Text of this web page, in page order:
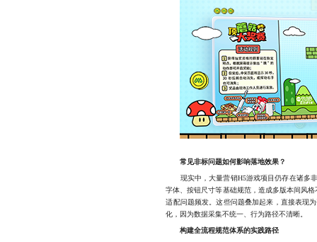
常见非标问题如何影响落地效果？
现实中，大量营销H5游戏项目仍存在诸多非
字体、按钮尺寸等基础规范，造成多版本间风
适配问题频发。这些问题叠加起来，直接表现
化，因为数据采集不统一、行为路径不清晰。
构建全流程规范体系的实践路径